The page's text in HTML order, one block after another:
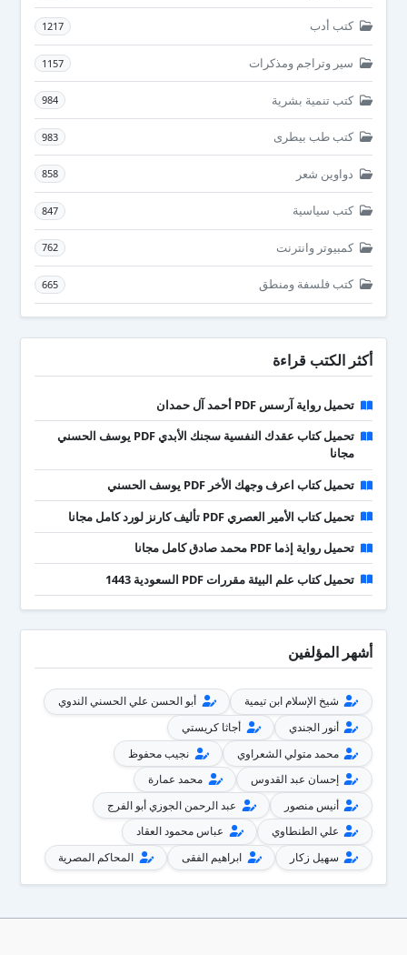
كتب أدب 1217
سير وتراجم ومذكرات 1157
كتب تنمية بشرية 984
كتب طب بيطرى 983
دواوين شعر 858
كتب سياسية 847
كمبيوتر وانترنت 762
كتب فلسفة ومنطق 665
أكثر الكتب قراءة
تحميل رواية آرسس PDF أحمد آل حمدان
تحميل كتاب عقدك النفسية سجنك الأبدي PDF يوسف الحسني
مجانا
تحميل كتاب اعرف وجهك الأخر PDF يوسف الحسني
تحميل كتاب الأمير العصري PDF تأليف كارنز لورد كامل مجانا
تحميل رواية إذما PDF محمد صادق كامل مجانا
تحميل كتاب علم البيئة مقررات PDF السعودية 1443
أشهر المؤلفين
شيخ الإسلام ابن تيمية
أبو الحسن علي الحسني الندوي
أنور الجندي
أجاثا كريستي
محمد متولي الشعراوي
نجيب محفوظ
إحسان عبد القدوس
محمد عمارة
أنيس منصور
عبد الرحمن الجوزي أبو الفرج
علي الطنطاوي
عباس محمود العقاد
سهيل زكار
ابراهيم الفقى المحاكم المصرية